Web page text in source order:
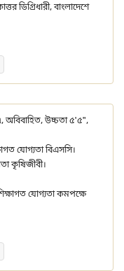
ডিগ্রিধারী, বাংলাদেশে
অবিবাহিত, উচ্চতা ৫'৫",
যোগ্যতা বিএসসি।
কৃষিজীবী।
যোগ্যতা কমপক্ষে